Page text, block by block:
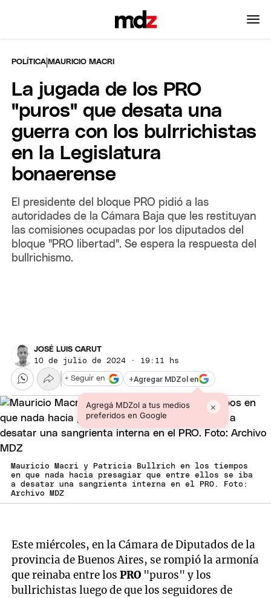
POLÍTICA |MAURICIO MACRI
La jugada de los PRO
"puros" que desata una
guerra con los bulrrichistas
en la Legislatura
bonaerense
El presidente del bloque PRO pidió a las
autoridades de la Cámara Baja que les restituyan
las comisiones ocupadas por los diputados del
bloque "PRO libertad". Se espera la respuesta del
bullrichismo.
JOSÉ LUIS CARUT
10 de julio de 2024 · 19:11 hs
+Agregar MDZol en
Agregá MDZol a tus medios
preferidos en Google
×
+ Seguir en
Mauricio Macri y Patricia Bullrich en los tiempos
en que nada hacia presagiar que entre ellos se iba
a desatar una sangrienta interna en el PRO. Foto:
Archivo MDZ
Este miércoles, en la Cámara de Diputados de la
provincia de Buenos Aires, se rompió la armonía
que reinaba entre losPRO "puros" y los
bullrichistas luego de que los seguidores de